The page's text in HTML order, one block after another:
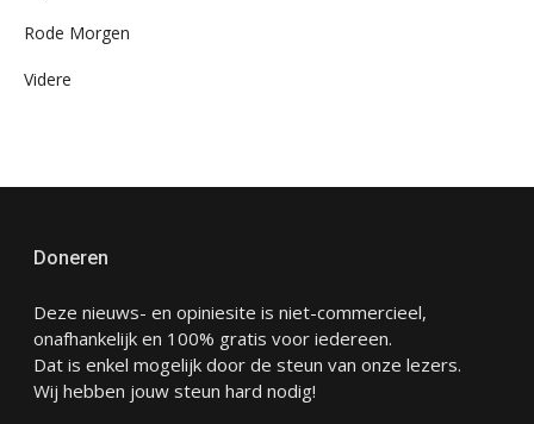
Rode Morgen
Videre
Doneren
Deze nieuws- en opiniesite is niet-commercieel,
onafhankelijk en 100% gratis voor iedereen.
Dat is enkel mogelijk door de steun van onze lezers.
Wij hebben jouw steun hard nodig!